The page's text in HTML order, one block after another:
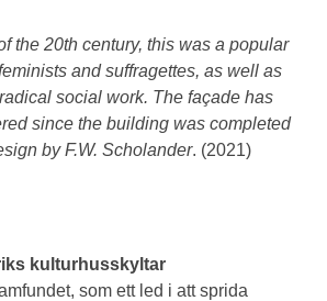
the 20th century, this was a popular
and suffragettes, as well as
social work. The façade has
since the building was completed
by F.W. Scholander. (2021)
kulturhusskyltar
som ett led i att sprida